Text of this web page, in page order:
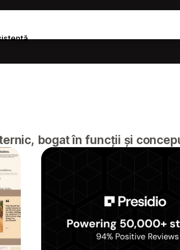
bogat în funcții și